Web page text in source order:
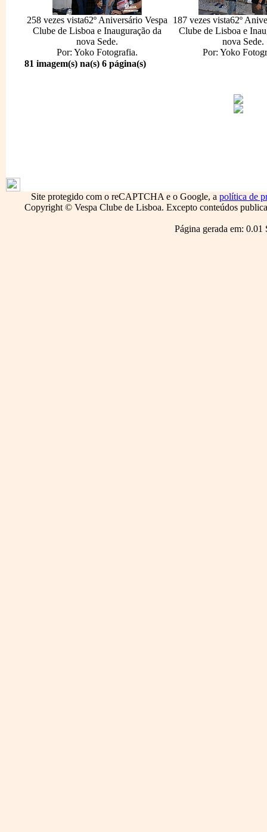
258 vezes vista62º Aniversário Vespa
Clube de Lisboa e Inauguração da
nova Sede.
Por: Yoko Fotografia.
187 vezes vista62º
Clube de Lisboa e
nova Sede.
Por: Yoko
81 imagem(s) na(s) 6 página(s)
Site protegido com o reCAPTCHA e o Google, a política de
Copyright © Vespa Clube de Lisboa. Excepto conteúdos
Página gerada em: 0.01